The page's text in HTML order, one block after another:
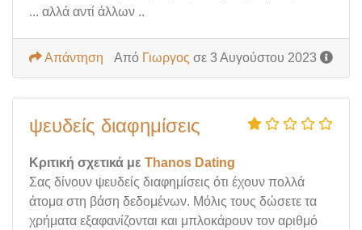
... αλλά αντί άλλων ..
Από Γιωργος σε 3 Αυγούστου 2023
Απάντηση
ψευδείς διαφημίσεις
Κριτική σχετικά με Thanos Dating
Σας δίνουν ψευδείς διαφημίσεις ότι έχουν πολλά
άτομα στη βάση δεδομένων. Μόλις τους δώσετε τα
χρήματα εξαφανίζονται και μπλοκάρουν τον αριθμό